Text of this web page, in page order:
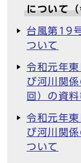
について
台風第19
ついて
令和元年
び河川関
回）の資
令和元年
び河川関
ついて